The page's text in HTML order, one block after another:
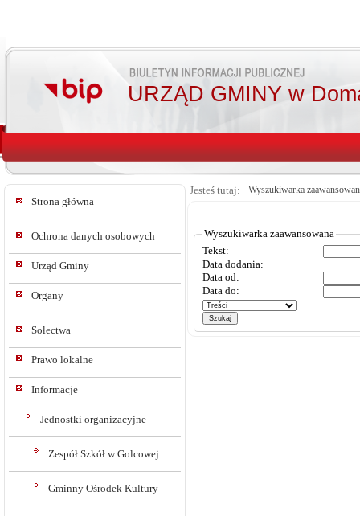
URZĄD GMINY w
Strona główna
Ochrona danych osobowych
Urząd Gminy
Organy
Sołectwa
Prawo lokalne
Informacje
Jednostki organizacyjne
Zespół Szkół w Golcowej
Gminny Ośrodek Kultury
Jesteś tutaj: Wyszukiwarka
Wyszukiwarka zaawansowana
Tekst:
Data dodania:
Data od:
Data do: